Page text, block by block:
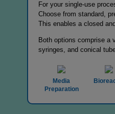
For your single-use
Choose from standard,
This enables a closed
Both options comprise a
syringes, and conical
Media
Preparation